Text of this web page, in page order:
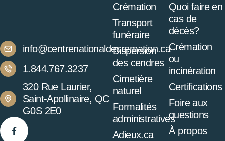
info@centrenationaldecremation.ca
1.844.767.3237
320 Rue Laurier,
Saint-Apollinaire, QC
G0S 2E0
Crémation
Transport
funéraire
Dispersion
des cendres
Cimetière
naturel
Formalités
administratives
Adieux.ca
Quoi faire en
cas de
décès?
Crémation
ou
incinération
Certifications
Foire aux
questions
À propos